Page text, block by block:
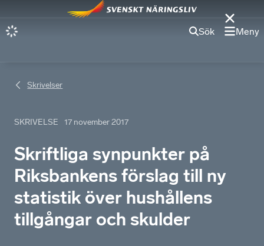
Sök Meny
Skrivelser
SKRIVELSE 17 november 2017
Skriftliga synpunkter på
Riksbankens förslag till ny
statistik över hushållens
tillgångar och skulder